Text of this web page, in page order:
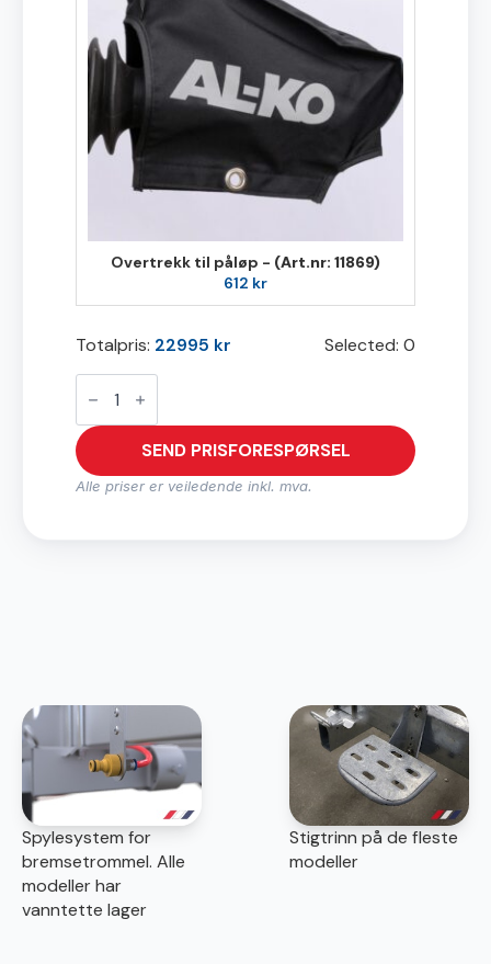
Overtrekk til påløp - (Art.nr: 11869)
612 kr
Totalpris: 22995 kr Selected: 0
L0718
antall
SEND PRISFORESPØRSEL
Alle priser er veiledende inkl. mva.
Spylesystem for
bremsetrommel. Alle
modeller har
vanntette lager
Stigtrinn på de fleste
modeller